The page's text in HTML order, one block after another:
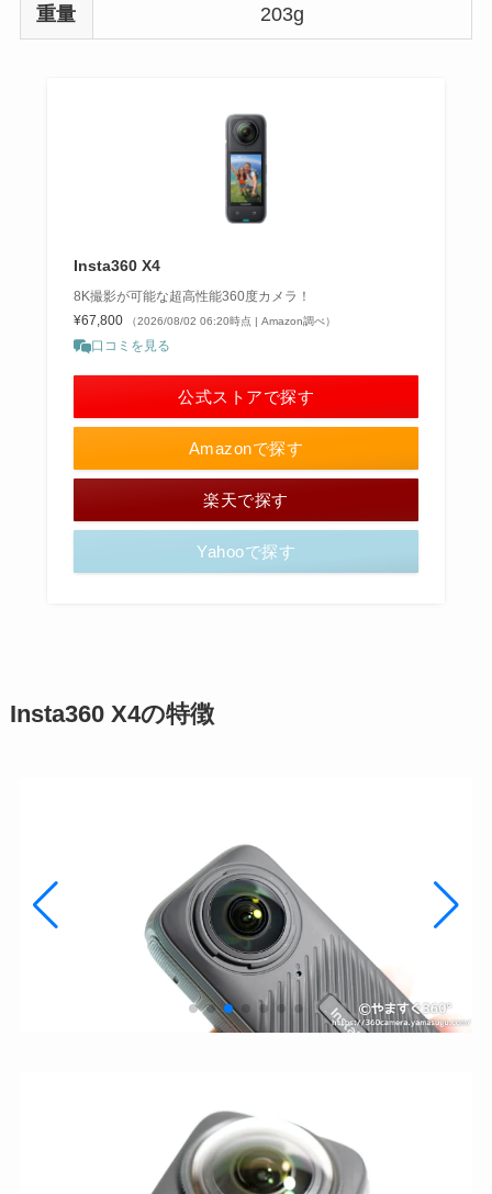
重量 203g
Insta360 X4
8K撮影が可能な超高性能360度カメラ！
¥67,800
（2026/08/02 06:20時点 | Amazon調べ）
口コミを見る
Amazonで探す
楽天で探す
Yahooで探す
公式ストアで探す
Insta360 X4の特徴